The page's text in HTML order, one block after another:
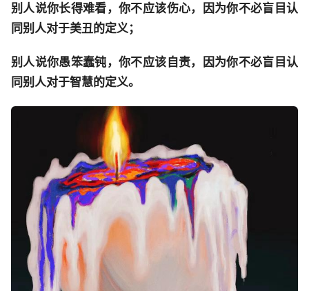
别人说你长得难看，你不应该伤心，因为你不必盲目认
同别人对于美丑的定义；
别人说你愚笨蠢钝，你不应该自责，因为你不必盲目认
同别人对于智慧的定义。